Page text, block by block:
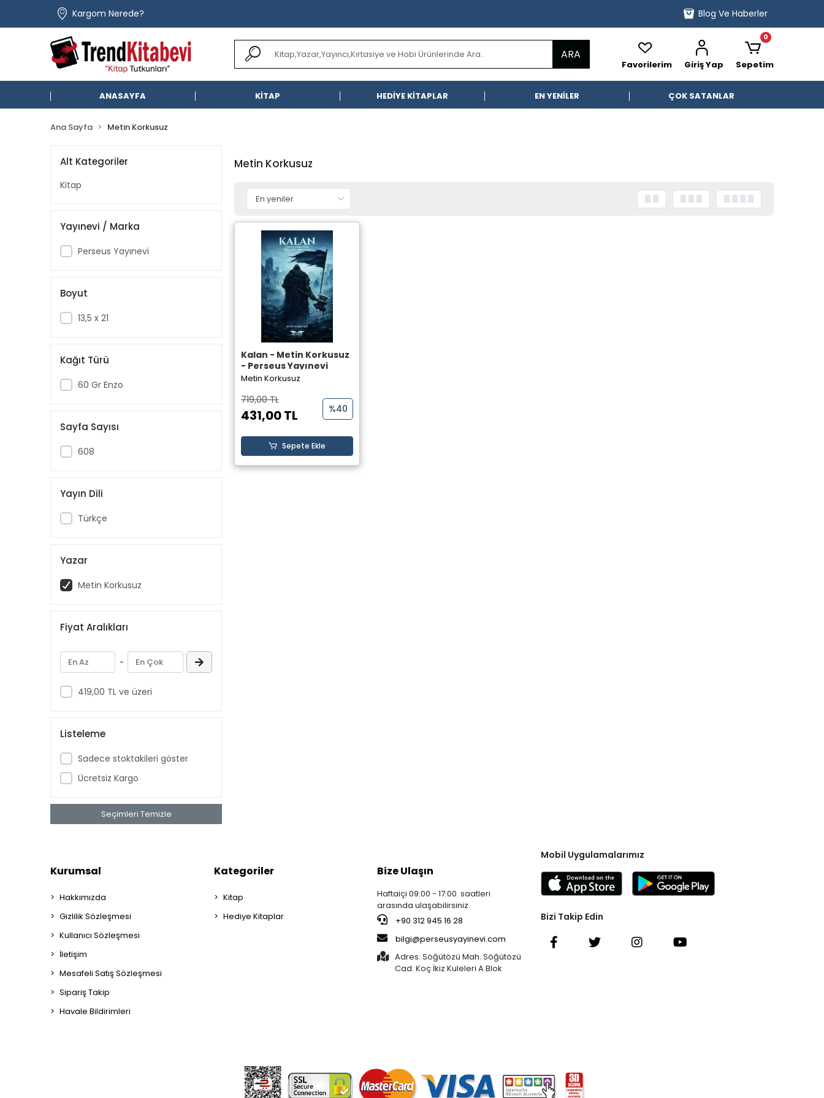
Kargom Nerede? Blog Ve Haberler
ARA
Favorilerim Giriş Yap Sepetim
0
ANASAYFA KİTAP HEDİYE KİTAPLAR EN YENİLER ÇOK SATANLAR
Ana Sayfa Metin Korkusuz
Alt Kategoriler
Kitap
Yayınevi / Marka
Perseus Yayınevi
Boyut
13,5 x 21
Kağıt Türü
60 Gr Enzo
Sayfa Sayısı
608
Yayın Dili
Türkçe
Yazar
Metin Korkusuz
Fiyat Aralıkları
-
419,00 TL ve üzeri
Listeleme
Sadece stoktakileri göster
Ücretsiz Kargo
Seçimleri Temizle
Metin Korkusuz
Kalan - Metin Korkusuz
- Perseus Yayınevi
Metin Korkusuz
719,00 TL
431,00 TL %40
Sepete Ekle
Kurumsal
Hakkımızda
Gizlilik Sözleşmesi
Kullanıcı Sözleşmesi
İletişim
Mesafeli Satış Sözleşmesi
Sipariş Takip
Havale Bildirimleri
Kategoriler
Kitap
Hediye Kitaplar
Bize Ulaşın
Haftaiçi 09:00 - 17:00 saatleri
arasında ulaşabilirsiniz.
+90 312 945 16 28
bilgi@perseusyayinevi.com
Adres: Söğütözü Mah. Söğütözü
Cad. Koç İkiz Kuleleri A Blok
Mobil Uygulamalarımız
Bizi Takip Edin